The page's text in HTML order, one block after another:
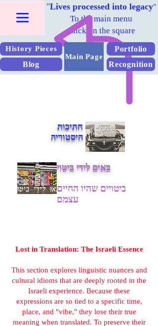
"Lives processed into legacy"
To the main menu
Click on the square
History Pieces
Blog
Main Page
Portfolio
Recognition
חתיכות
היסטוריה
באים לידי ביטוי
ביטויים שהיו החיים
עצמם
Lost in Translation: The Israeli Essence
This section explores linguistic nuances and
cultural idioms that are deeply rooted in the
Israeli experience. Because these
expressions are so tied to a specific time,
place, and "vibe," they lose their true
meaning when translated. To preserve their